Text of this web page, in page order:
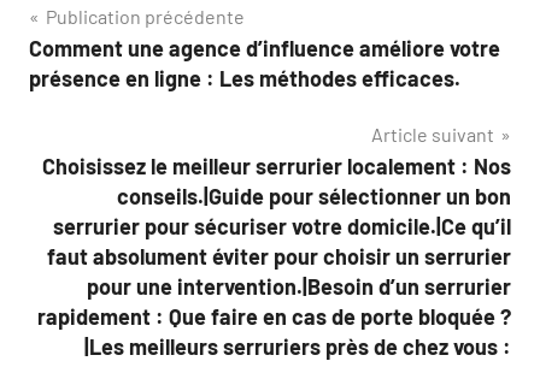
Navigation
de
Publication précédente
Comment une agence d’influence améliore votre
présence en ligne : Les méthodes efficaces.
Article suivant
Choisissez le meilleur serrurier localement : Nos
conseils.|Guide pour sélectionner un bon
serrurier pour sécuriser votre domicile.|Ce qu’il
faut absolument éviter pour choisir un serrurier
pour une intervention.|Besoin d’un serrurier
rapidement : Que faire en cas de porte bloquée ?
|Les meilleurs serruriers près de chez vous :